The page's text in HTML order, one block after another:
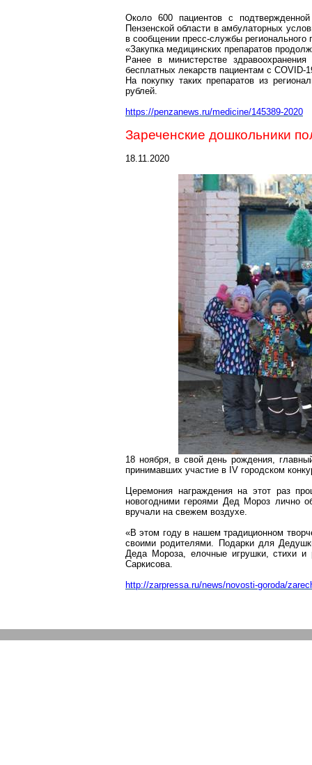
Около 600 пациентов с
Пензенской области в амбулаторных
в сообщении пресс-службы регионального
«Закупка медицинских препаратов
Ранее в министерстве
бесплатных лекарств пациентам с COVID-
На покупку таких препаратов из
рублей.
https://penzanews.ru/medicine/145389-2020
Зареченские дошкольники
18.11.2020
18 ноября, в свой день рождения,
принимавших участие в IV городском
Церемония награждения на этот раз
новогодними героями Дед Мороз лично
вручали на свежем воздухе.
«В этом году в нашем традиционном
своими родителями. Подарки для
Деда Мороза, елочные игрушки, стихи и
Саркисова.
http://zarpressa.ru/news/novosti-goroda/